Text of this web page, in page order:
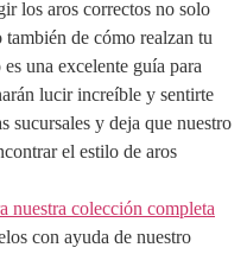
los aros correctos no solo
de cómo realzan tu
una excelente guía para
lucir increíble y sentirte
sucursales y deja que nuestro
el estilo de aros
nuestra colección completa
con ayuda de nuestro